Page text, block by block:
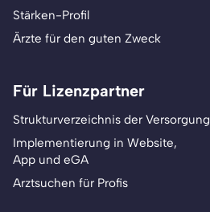
Stärken-Profil
Ärzte für den guten Zweck
Für Lizenzpartner
Strukturverzeichnis der Versorgung
Implementierung in Website,
App und eGA
Arztsuchen für Profis